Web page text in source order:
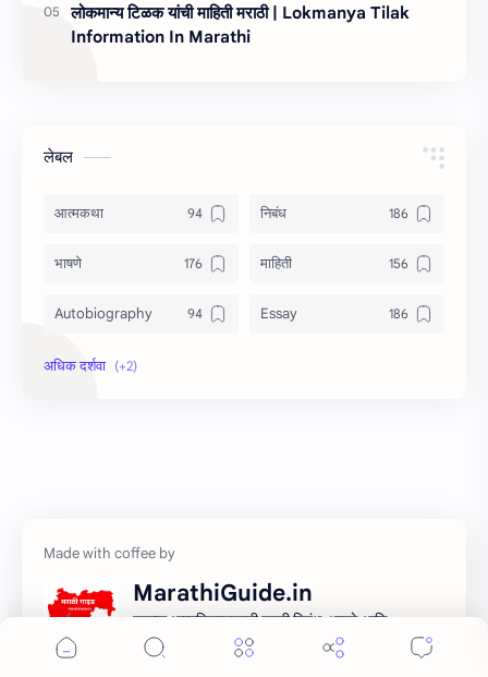
लोकमान्य टिळक यांची माहिती मराठी | Lokmanya Tilak
Information In Marathi
लेबल
आत्मकथा निबंध
भाषणे माहिती
Autobiography Essay
Information
MarathiGuide.in
तुमच्या आत्मविकासासाठी मराठी निबंध, भाषणे आणि
साहित्याचा सुंदर संग्रह! आमच्या प्रेम साहित्याला उत्तम
माध्यम देऊन मराठी साहित्यिक सर्जनशीलता देण्याचा